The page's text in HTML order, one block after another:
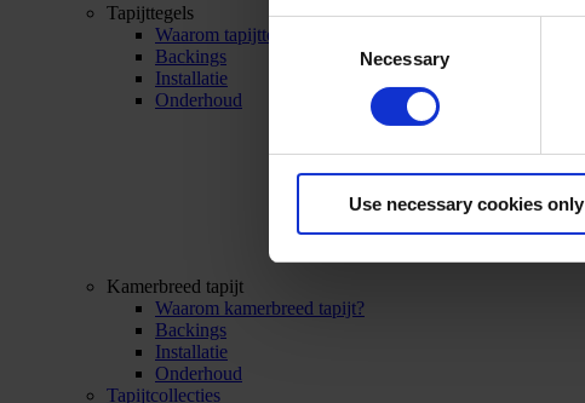
Consent
Necessary
Use necessary cookies only
Tapijttegels
Waarom tapijttegels?
Backings
Installatie
Onderhoud
Kamerbreed tapijt
Waarom kamerbreed tapijt?
Backings
Installatie
Onderhoud
Tapijtcollecties